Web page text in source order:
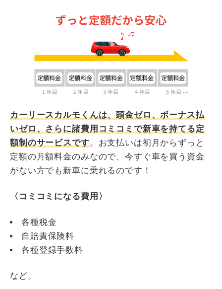
カーリースカルモくんは、頭金ゼロ、ボーナス払
いゼロ、さらに諸費用コミコミで新車を持てる定
額制のサービスです。お支払いは初月からずっと
定額の月額料金のみなので、今すぐ車を買う資金
がない方でも新車に乗れるのです！
〈コミコミになる費用〉
各種税金
自賠責保険料
各種登録手数料
など。